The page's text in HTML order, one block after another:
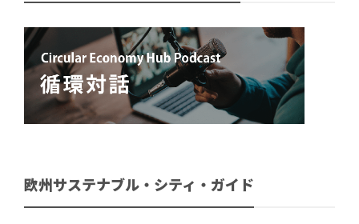
欧州サステナブル・シティ・ガイド